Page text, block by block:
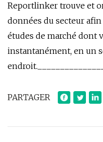
Reportlinker trouve et
données du secteur
études de marché dont
instantanément, en un
PARTAGER